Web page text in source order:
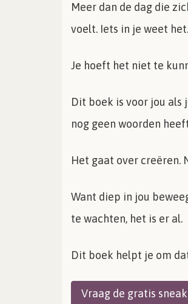
Meer dan de dag die
voelt. Iets in je weet
Je hoeft het niet te
Dit boek is voor jou als
nog geen woorden
Het gaat over creëren.
Want diep in jou
te wachten, het is er al.
Dit boek helpt je om
Vraag de gratis